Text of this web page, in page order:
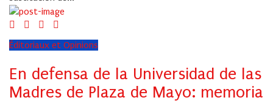
Éditoriaux et Opinions
En defensa de la Universidad de las
Madres de Plaza de Mayo: memoria